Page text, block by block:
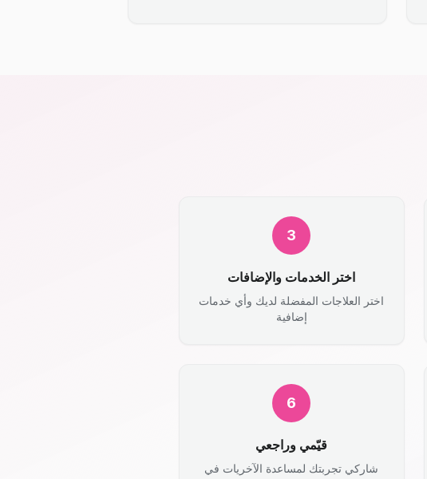
3
اختر الخدمات والإضافات
اختر العلاجات المفضلة لديك وأي خدمات
إضافية
6
قيّمي وراجعي
شاركي تجربتك لمساعدة الآخريات في